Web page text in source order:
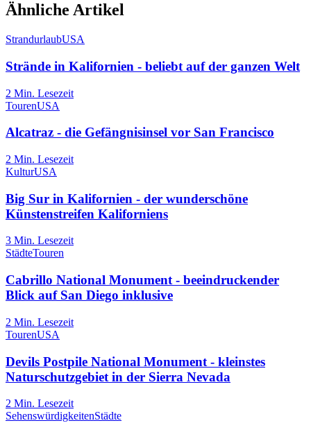
Ähnliche Artikel
StrandurlaubUSA
Strände in Kalifornien - beliebt auf der ganzen Welt
2 Min. Lesezeit
TourenUSA
Alcatraz - die Gefängnisinsel vor San Francisco
2 Min. Lesezeit
KulturUSA
Big Sur in Kalifornien - der wunderschöne
Künstenstreifen Kaliforniens
3 Min. Lesezeit
StädteTouren
Cabrillo National Monument - beeindruckender
Blick auf San Diego inklusive
2 Min. Lesezeit
TourenUSA
Devils Postpile National Monument - kleinstes
Naturschutzgebiet in der Sierra Nevada
2 Min. Lesezeit
SehenswürdigkeitenStädte